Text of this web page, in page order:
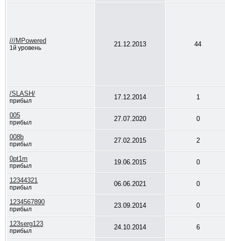
///MPowered
1й уровень 21.12.2013 44
/SLASH/
прибыл 17.12.2014 1
005
прибыл 27.07.2020 0
008b
прибыл 27.02.2015 2
0pt1m
прибыл 19.06.2015 0
12344321
прибыл 06.06.2021 0
1234567890
прибыл 23.09.2014 0
123serg123
прибыл 24.10.2014 6